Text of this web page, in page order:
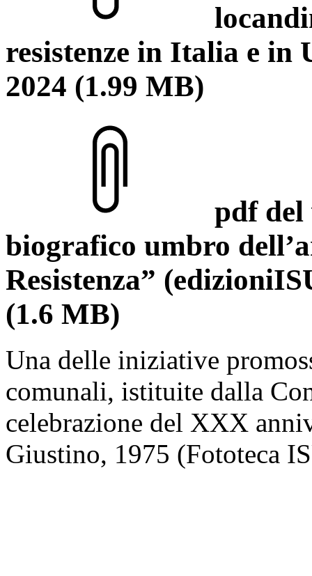
resistenze in Italia e in
2024 (1.99 MB)
pdf del
biografico umbro
Resistenza”
(1.6 MB)
Una delle iniziative
comunali, istituite dalla
celebrazione del XXX
Giustino, 1975 (Fototeca